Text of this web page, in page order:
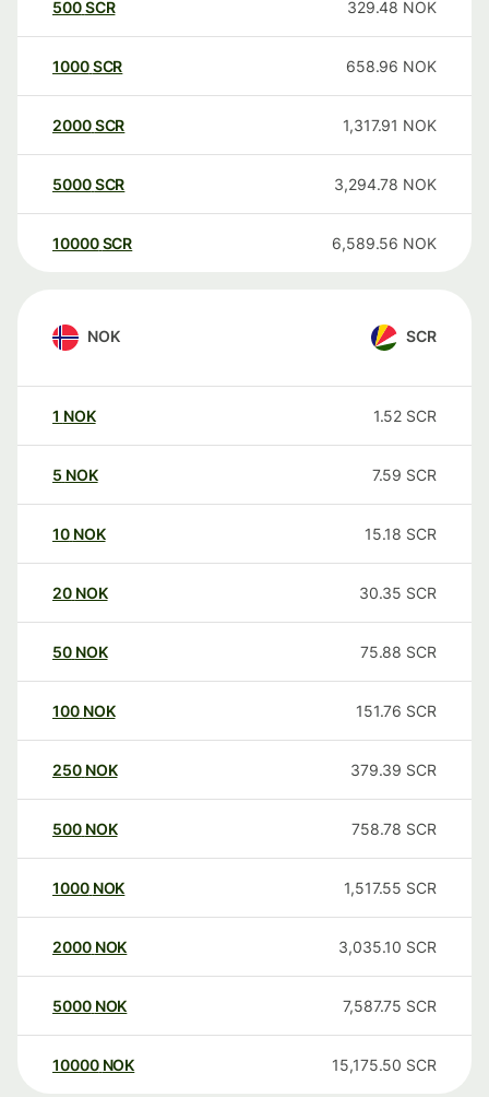
500SCR 329.48 NOK
1000SCR 658.96 NOK
2000SCR 1,317.91 NOK
5000SCR 3,294.78 NOK
10000 SCR 6,589.56 NOK
NOK SCR
1 NOK 1.52 SCR
5 NOK 7.59 SCR
10 NOK 15.18 SCR
20 NOK 30.35 SCR
50 NOK 75.88 SCR
100 NOK 151.76 SCR
250 NOK 379.39 SCR
500 NOK 758.78 SCR
1000 NOK 1,517.55 SCR
2000 NOK 3,035.10 SCR
5000 NOK 7,587.75 SCR
10000 NOK 15,175.50 SCR